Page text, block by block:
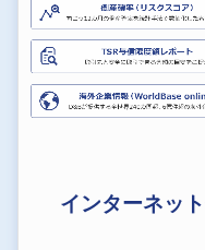
インターネッ